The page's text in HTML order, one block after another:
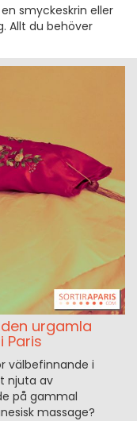
smyckeskrin eller
Allt du behöver
urgamla
Paris
välbefinnande i
njuta av
på gammal
massage?